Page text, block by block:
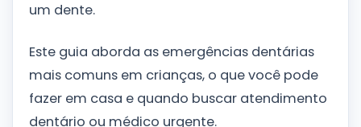
um dente.
Este guia aborda as emergências dentárias
mais comuns em crianças, o que você pode
fazer em casa e quando buscar atendimento
dentário ou médico urgente.